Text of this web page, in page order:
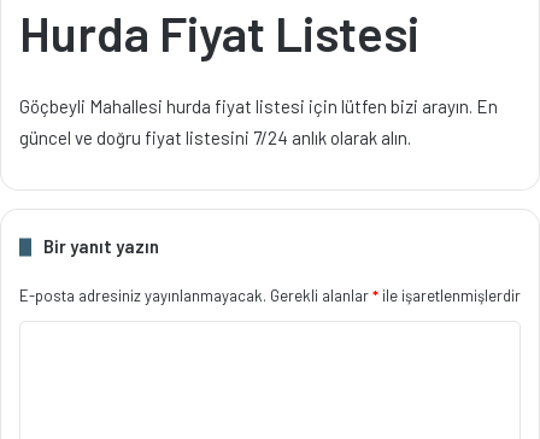
Hurda Fiyat Listesi
Göçbeyli Mahallesi hurda fiyat listesi için lütfen bizi arayın. En
güncel ve doğru fiyat listesini 7/24 anlık olarak alın.
Bir yanıt yazın
E-posta adresiniz yayınlanmayacak. Gerekli alanlar* ile işaretlenmişlerdir